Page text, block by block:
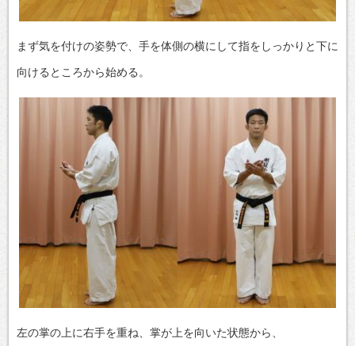
まず気を付けの姿勢で、手を体側の横にして指をしっかりと下に
向けるところから始める。
左の掌の上に右手を重ね、掌が上を向いた状態から、